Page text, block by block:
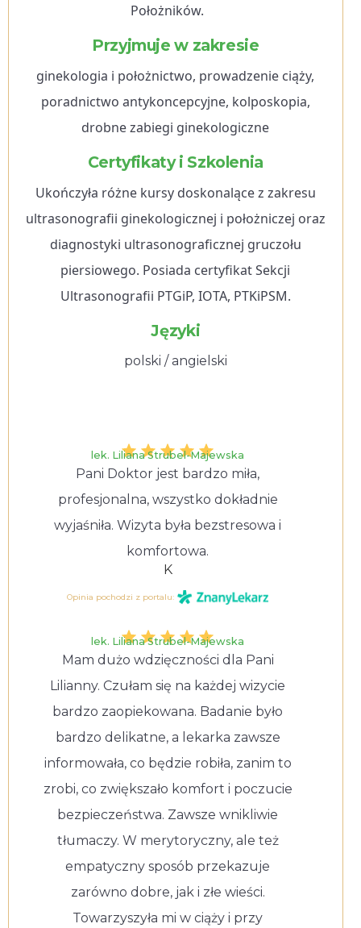
Położników.
Przyjmuje w zakresie
ginekologia i położnictwo, prowadzenie ciąży,
poradnictwo antykoncepcyjne, kolposkopia,
drobne zabiegi ginekologiczne
Certyfikaty i Szkolenia
Ukończyła różne kursy doskonalące z zakresu
ultrasonografii ginekologicznej i położniczej oraz
diagnostyki ultrasonograficznej gruczołu
piersiowego. Posiada certyfikat Sekcji
Ultrasonografii PTGiP, IOTA, PTKiPSM.
Języki
polski / angielski
lek. Liliana Strubel-Majewska
Pani Doktor jest bardzo miła,
profesjonalna, wszystko dokładnie
wyjaśniła. Wizyta była bezstresowa i
komfortowa.
K
Opinia pochodzi z portalu:
lek. Liliana Strubel-Majewska
Mam dużo wdzięczności dla Pani
Lilianny. Czułam się na każdej wizycie
bardzo zaopiekowana. Badanie było
bardzo delikatne, a lekarka zawsze
informowała, co będzie robiła, zanim to
zrobi, co zwiększało komfort i poczucie
bezpieczeństwa. Zawsze wnikliwie
tłumaczy. W merytoryczny, ale też
empatyczny sposób przekazuje
zarówno dobre, jak i złe wieści.
Towarzyszyła mi w ciąży i przy